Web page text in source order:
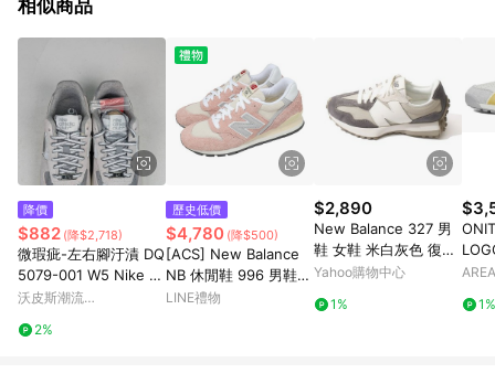
的購回饋活動享Yahoo超贈點回饋者 - 購物中心商店之商品：商
3. 訂單回饋金額將扣除運費/購物金/超贈點/福利金/紅利折抵/折
價券等虛擬貨幣折抵 4. 大宗採購或批發轉賣不具回饋資格： 如
有相關事證認定您為大宗採購、批發轉賣而非最終消費使用者，
相關認定以Yahoo購物中心之認定為準
相似商品
降價
$882 (降$2,718)
微瑕疵-左右腳汙漬 DQ
5079-001 W5 Nike Ai
r Force 1 '07 LX 銀灰
沃皮斯潮流
2%
歷史低價
$4,780 (降$500)
[ACS] New Balance
NB 休閒鞋 996 男鞋
粉紅 米 麂皮 復古 緩震
LINE禮物
$2,890
New Balance 327 男
鞋 女鞋 米白灰色 復古
穿搭 麂皮 休閒 運動 慢
Yahoo購物中心
1%
E
1%